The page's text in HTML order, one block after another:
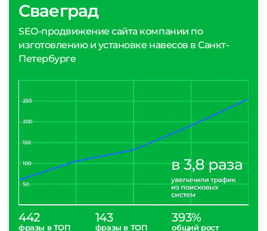
Сваеград
SEO-продвижение сайта компании по
изготовлению и установке навесов в Санкт-
Петербурге
442
фразы в ТОП
143
фразы в ТОП
393%
общий рост